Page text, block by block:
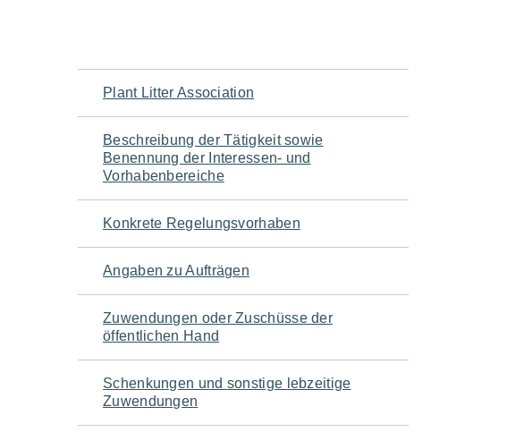
Navigation
für
den
Seiteninhalt
Plant Litter Association
Beschreibung der Tätigkeit sowie
Benennung der Interessen- und
Vorhabenbereiche
Konkrete Regelungsvorhaben
Angaben zu Aufträgen
Zuwendungen oder Zuschüsse der
öffentlichen Hand
Schenkungen und sonstige lebzeitige
Zuwendungen